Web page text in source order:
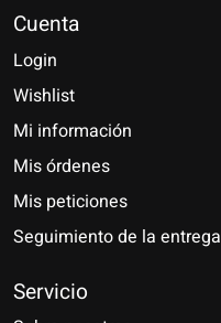
Cuenta
Login
Wishlist
Mi información
Mis órdenes
Mis peticiones
Seguimiento de la entrega
Servicio